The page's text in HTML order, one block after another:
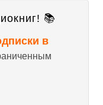
📚
в